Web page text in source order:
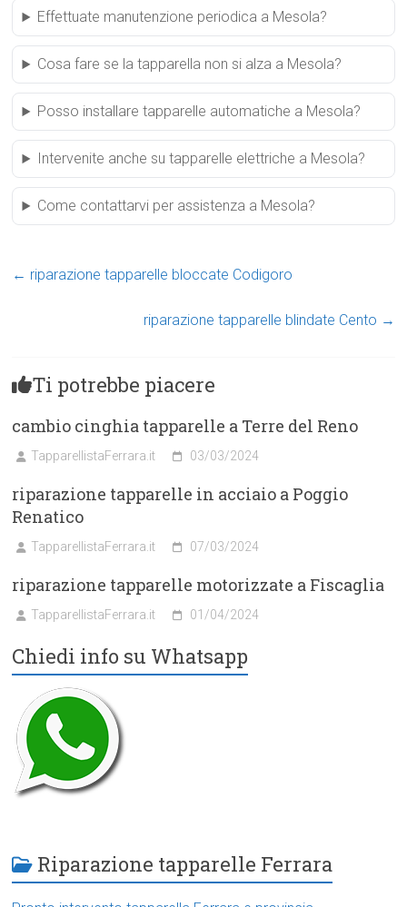
Effettuate manutenzione periodica a Mesola?
Cosa fare se la tapparella non si alza a Mesola?
Posso installare tapparelle automatiche a Mesola?
Intervenite anche su tapparelle elettriche a Mesola?
Come contattarvi per assistenza a Mesola?
← riparazione tapparelle bloccate Codigoro
riparazione tapparelle blindate Cento →
Ti potrebbe piacere
cambio cinghia tapparelle a Terre del Reno
TapparellistaFerrara.it 03/03/2024
riparazione tapparelle in acciaio a Poggio
Renatico
TapparellistaFerrara.it 07/03/2024
riparazione tapparelle motorizzate a Fiscaglia
TapparellistaFerrara.it 01/04/2024
Chiedi info su Whatsapp
Riparazione tapparelle Ferrara